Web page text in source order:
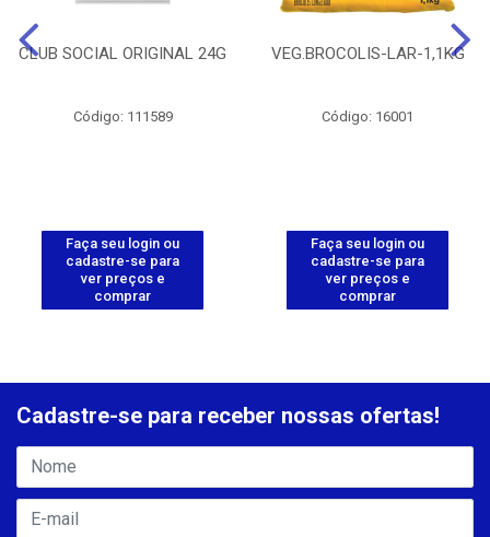
CLUB SOCIAL ORIGINAL 24G
Código: 111589
Faça seu login ou
cadastre-se para
ver preços e
comprar
VEG.BROCOLIS-LAR-1,1KG
Código: 16001
Faça seu login ou
cadastre-se para
ver preços e
comprar
Cadastre-se para receber nossas ofertas!